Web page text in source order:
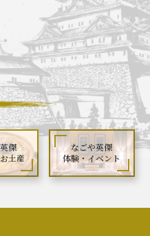
は
産 一覧
ント
係
傑
土産
なごや英傑
体験・イベント